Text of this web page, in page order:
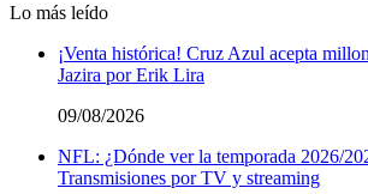
Lo más leído
¡Venta histórica! Cruz Azul acepta
Jazira por Erik Lira
09/08/2026
NFL: ¿Dónde ver la temporada 2026/
Transmisiones por TV y streaming